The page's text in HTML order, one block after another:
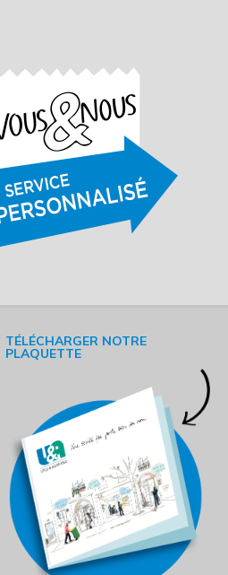
TÉLÉCHARGER NOTRE
PLAQUETTE